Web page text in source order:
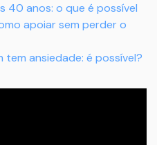
40 anos: o que é possível
apoiar sem perder o
ansiedade: é possível?